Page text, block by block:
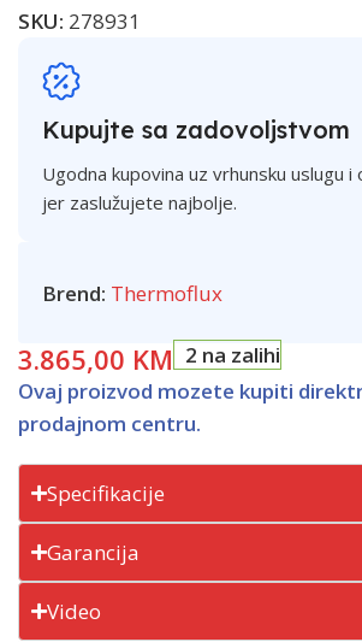
SKU: 278931
Kupujte sa zadovoljstvom
Ugodna kupovina uz vrhunsku uslugu i
jer zaslužujete najbolje.
Brend: Thermoflux
3.865,00 KM 2 na zalihi
Ovaj proizvod mozete kupiti
prodajnom centru.
Specifikacije
Garancija
Video